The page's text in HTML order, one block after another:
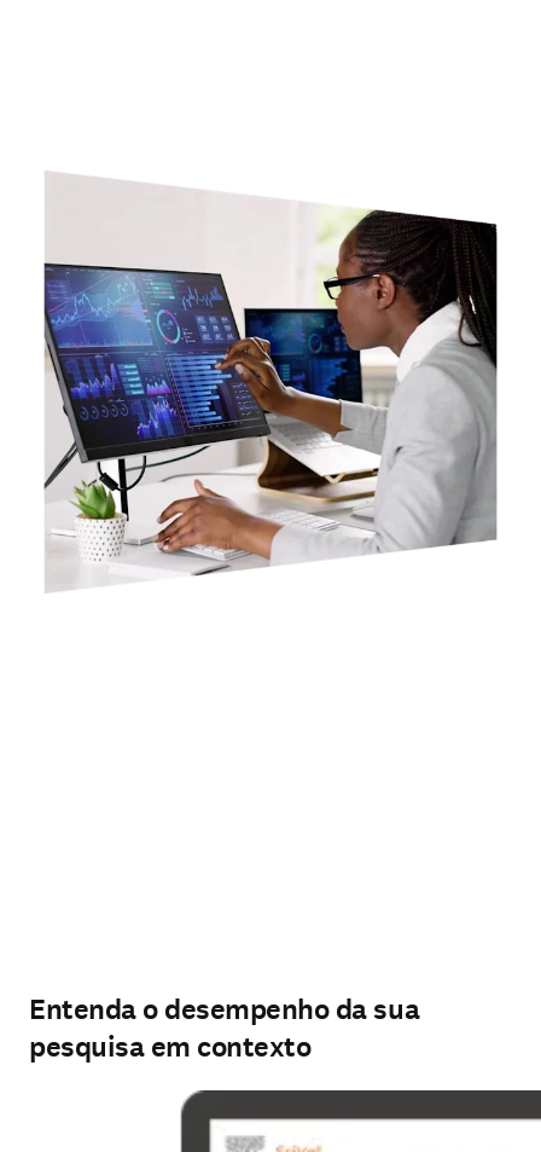
Entenda o desempenho da sua
pesquisa em contexto